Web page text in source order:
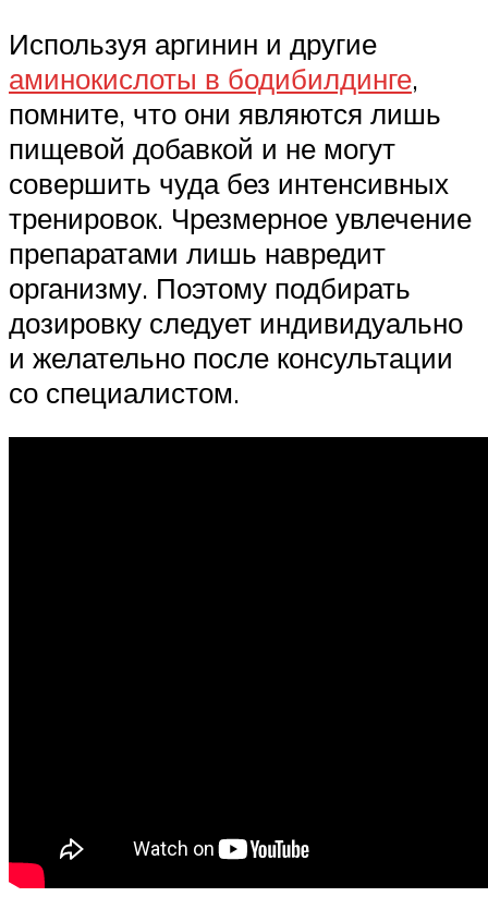
Используя аргинин и другие
аминокислоты в бодибилдинге,
помните, что они являются лишь
пищевой добавкой и не могут
совершить чуда без интенсивных
тренировок. Чрезмерное увлечение
препаратами лишь навредит
организму. Поэтому подбирать
дозировку следует индивидуально
и желательно после консультации
со специалистом.